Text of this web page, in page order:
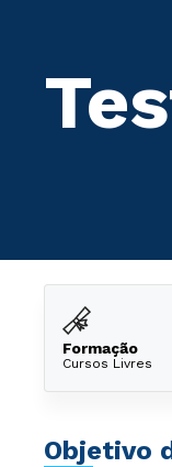
Formação
Cursos Livres
Objetivo